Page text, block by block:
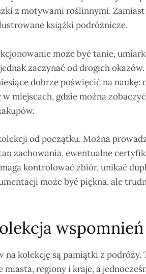
z motywami roślinnymi. Zamiast
książki podróżnicze.
może być tanie,
zaczynać od drogich
dobrze poświęcić na naukę:
miejscach, gdzie można zobaczyć
od początku. Można
zachowania, ewentualne
kontrolować zbiór, unikać
może być piękna, ale
na kolekcję są pamiątki z
regiony i kraje, a